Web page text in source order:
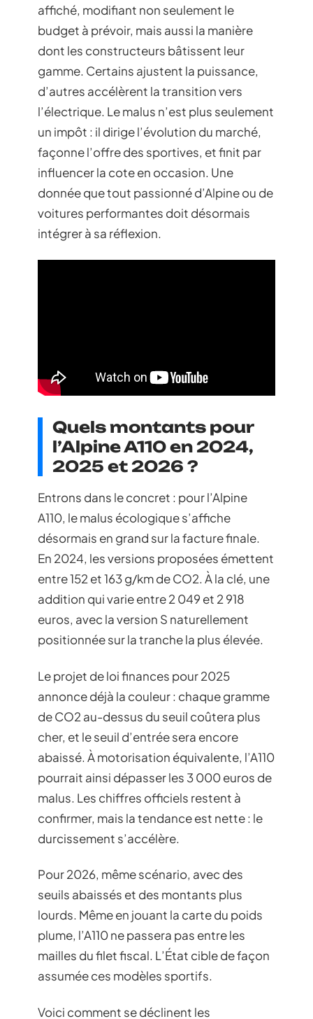
affiché, modifiant non seulement le
budget à prévoir, mais aussi la manière
dont les constructeurs bâtissent leur
gamme. Certains ajustent la puissance,
d’autres accélèrent la transition vers
l’électrique. Le malus n’est plus seulement
un impôt : il dirige l’évolution du marché,
façonne l’offre des sportives, et finit par
influencer la cote en occasion. Une
donnée que tout passionné d’Alpine ou de
voitures performantes doit désormais
intégrer à sa réflexion.
Quels montants pour
l’Alpine A110 en 2024,
2025 et 2026 ?
Entrons dans le concret : pour l’Alpine
A110, le malus écologique s’affiche
désormais en grand sur la facture finale.
En 2024, les versions proposées émettent
entre 152 et 163 g/km de CO2. À la clé, une
addition qui varie entre 2 049 et 2 918
euros, avec la version S naturellement
positionnée sur la tranche la plus élevée.
Le projet de loi finances pour 2025
annonce déjà la couleur : chaque gramme
de CO2 au-dessus du seuil coûtera plus
cher, et le seuil d’entrée sera encore
abaissé. À motorisation équivalente, l’A110
pourrait ainsi dépasser les 3 000 euros de
malus. Les chiffres officiels restent à
confirmer, mais la tendance est nette : le
durcissement s’accélère.
Pour 2026, même scénario, avec des
seuils abaissés et des montants plus
lourds. Même en jouant la carte du poids
plume, l’A110 ne passera pas entre les
mailles du filet fiscal. L’État cible de façon
assumée ces modèles sportifs.
Voici comment se déclinent les